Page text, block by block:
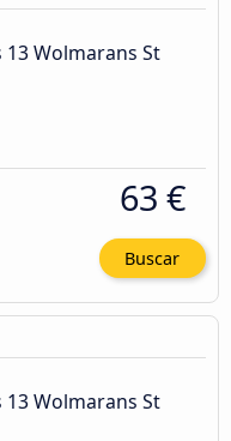
Wolmarans St
63 €
Buscar
Wolmarans St